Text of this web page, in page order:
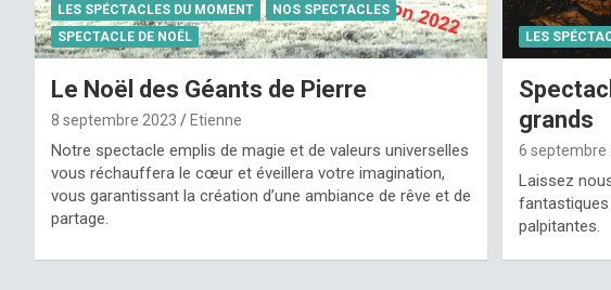
LES SPÉCTACLES DU MOMENT
NOS SPECTACLES
SPECTACLE DE NOËL
Le Noël des Géants de Pierre
8 septembre 2023 Etienne
Notre spectacle emplis de magie et de valeurs universelles
vous réchauffera le cœur et éveillera votre imagination,
vous garantissant la création d’une ambiance de rêve et de
partage.
LES
grands
6 septembre
Laissez
fantastiques
palpitantes.